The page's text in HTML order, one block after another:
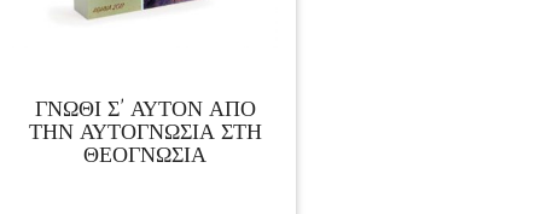
ΓΝΩΘΙ Σ’ ΑΥΤΟΝ ΑΠΟ
ΤΗΝ ΑΥΤΟΓΝΩΣΙΑ ΣΤΗ
ΘΕΟΓΝΩΣΙΑ